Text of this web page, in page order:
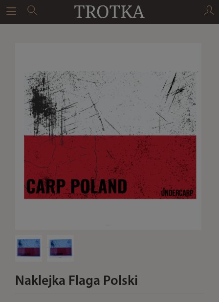
Naklejka Flaga Polski